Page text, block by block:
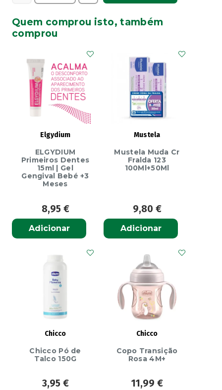
Kit
Mala
Bege
Quem comprou isto, também
comprou
Elgydium
ELGYDIUM
Primeiros Dentes
15ml | Gel
Gengival Bebé +3
Meses
8,95 €
Adicionar
Mustela
Mustela Muda Cr
Fralda 123
100Ml+50Ml
9,80 €
Adicionar
Chicco
Chicco Pó de
Talco 150G
3,95 €
Chicco
Copo Transição
Rosa 4M+
11,99 €